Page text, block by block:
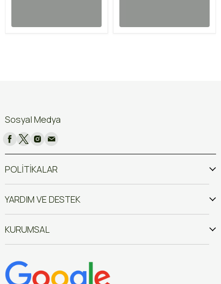
Sosyal Medya
POLİTİKALAR
YARDIM VE DESTEK
KURUMSAL